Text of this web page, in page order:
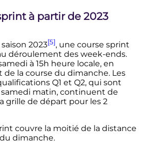
à partir de 2023
2023[5], une course sprint
déroulement des week-ends.
à 15h heure locale, en
la course du dimanche. Les
Q1 et Q2, qui sont
samedi matin, continuent de
grille de départ pour les 2
couvre la moitié de la distance
dimanche.